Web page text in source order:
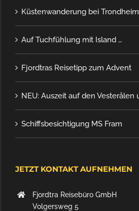
Küstenwanderung bei Trondheim
Auf Tuchfühlung mit Island …
Fjordtras Reisetipp zum Advent
NEU: Auszeit auf den Vesterålen
Schiffsbesichtigung MS Fram
JETZT KONTAKT AUFNEHMEN
Fjordtra Reisebüro GmbH
Volgersweg 5